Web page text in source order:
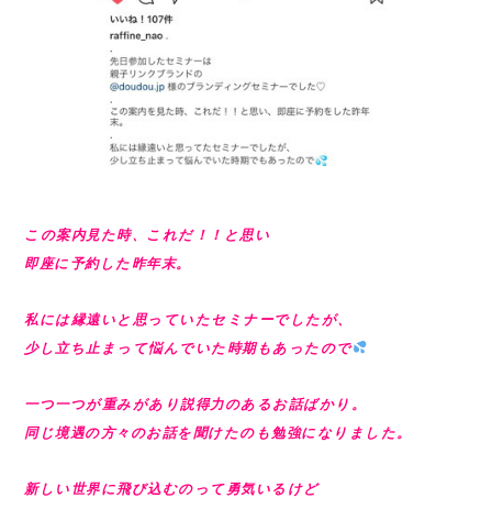
この案内見た時、これだ！！と思い
即座に予約した昨年末。
私には縁遠いと思っていたセミナーでしたが、
少し立ち止まって悩んでいた時期もあったので
一つ一つが重みがあり説得力のあるお話ばかり。
同じ境遇の方々のお話を聞けたのも勉強になりました。
新しい世界に飛び込むのって勇気いるけど